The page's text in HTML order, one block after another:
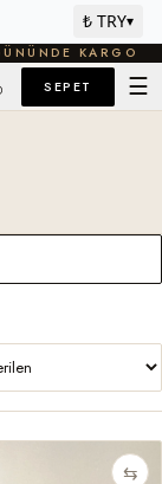
₺ TRY▾
KARGO
SEPET ☰
⇆